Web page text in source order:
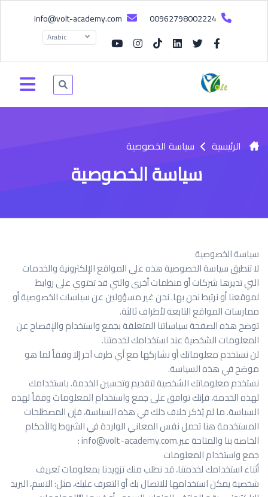
00962798002224
Arabic
الرئيسية سياسة الخصوصية
سياسة الخصوصية
سياسة الخصوصية
لا تنطبق سياسة الخصوصية هذه على المواقع الإلكترونية والخدمات
التي تديرها شركات أو منظمات أخرى والتي قد تحتوي على روابط
لموقعنا أو نرتبط نحن بها. نحن غير مسؤولين عن سياسات الخصوصية أو
ممارسات المواقع التابعة لأطراف ثالثة.
توضح هذه الصفحة سياساتنا المتعلقة بجمع واستخدام والإفصاح عن
المعلومات الشخصية عند استخدامك لخدمتنا.
لن نستخدم معلوماتك أو نشاركها مع أي طرف آخر إلا وفقاً لما هو
موضح في هذه السياسة.
نستخدم معلوماتك الشخصية لتقديم وتحسين الخدمة. باستخدامك
لهذه الخدمة، فإنك توافق على جمع واستخدام المعلومات وفقاً لهذه
السياسة. ما لم يُذكر خلاف ذلك في هذه السياسة، فإن المصطلحات
المستخدمة هنا تحمل نفس المعاني الواردة في الشروط والأحكام
الخاصة بنا والمتاحة عبر: info@volt-academy.com.
جمع واستخدام المعلومات
أثناء استخدامك لخدمتنا، قد نطلب منك تزويدنا بمعلومات تعريف
شخصية يمكن استخدامها للاتصال بك أو التعرف عليك، مثل: الاسم، البريد